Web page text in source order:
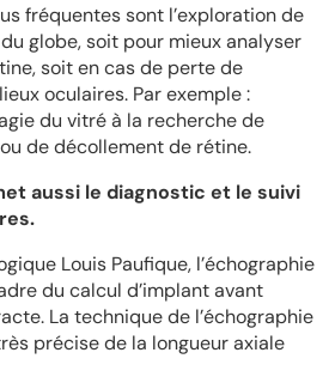
fréquentes sont l’exploration de
globe, soit pour mieux analyser
soit en cas de perte de
oculaires. Par exemple :
du vitré à la recherche de
de décollement de rétine.
aussi le diagnostic et le suivi
Louis Paufique, l’échographie
du calcul d’implant avant
La technique de l’échographie
précise de la longueur axiale